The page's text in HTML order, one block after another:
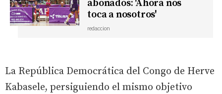
abonados: 'Ahora nos
toca a nosotros'
redaccion
La República Democrática del Congo de Herve
Kabasele, persiguiendo el mismo objetivo